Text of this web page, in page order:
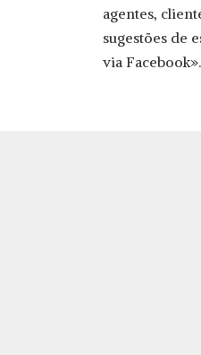
agentes,
sugestões de
via Facebook».